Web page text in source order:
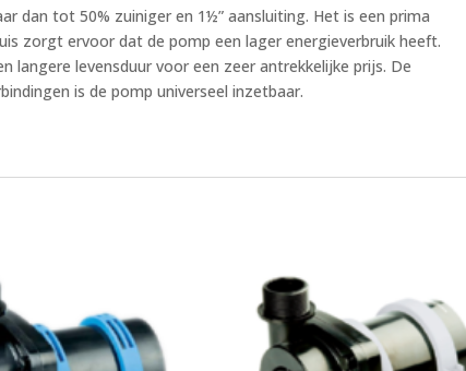
dan tot 50% zuiniger en 1½” aansluiting. Het is een prima
zorgt ervoor dat de pomp een lager energieverbruik heeft.
langere levensduur voor een zeer antrekkelijke prijs. De
is de pomp universeel inzetbaar.